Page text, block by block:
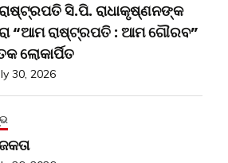
ସି.ପି. ରାଧାକୃଷ୍ଣନଙ୍କ
“ଆମ ରାଷ୍ଟ୍ରପତି : ଆମ ଗୌରବ”
ଲୋକାର୍ପିତ
30, 2026